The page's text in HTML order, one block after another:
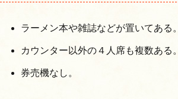
ラーメン本や雑誌などが置いてある。
カウンター以外の４人席も複数ある。
券売機なし。